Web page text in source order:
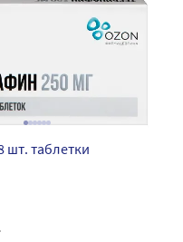
шт. таблетки